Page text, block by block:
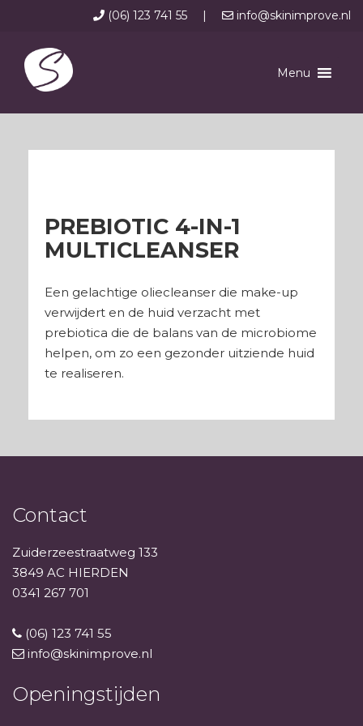
(06) 123 741 55 | info@skinimprove.nl
Menu
PREBIOTIC 4-IN-1
MULTICLEANSER
Een gelachtige oliecleanser die make-up
verwijdert en de huid verzacht met
prebiotica die de balans van de microbiome
helpen, om zo een gezonder uitziende huid
te realiseren.
Contact
Zuiderzeestraatweg 133
3849 AC HIERDEN
0341 267 701
(06) 123 741 55
info@skinimprove.nl
Openingstijden